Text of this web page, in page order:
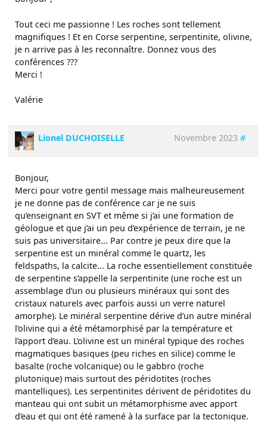
Tout ceci me passionne ! Les roches sont tellement
magnifiques ! Et en Corse serpentine, serpentinite, olivine,
je n arrive pas à les reconnaître. Donnez vous des
conférences ???
Merci !
Valérie
Lionel DUCHOISELLE Novembre 2023 #
Bonjour,
Merci pour votre gentil message mais malheureusement
je ne donne pas de conférence car je ne suis
qu’enseignant en SVT et même si j’ai une formation de
géologue et que j’ai un peu d’expérience de terrain, je ne
suis pas universitaire... Par contre je peux dire que la
serpentine est un minéral comme le quartz, les
feldspaths, la calcite... La roche essentiellement constituée
de serpentine s’appelle la serpentinite (une roche est un
assemblage d’un ou plusieurs minéraux qui sont des
cristaux naturels avec parfois aussi un verre naturel
amorphe). Le minéral serpentine dérive d’un autre minéral
l’olivine qui a été métamorphisé par la température et
l’apport d’eau. L’olivine est un minéral typique des roches
magmatiques basiques (peu riches en silice) comme le
basalte (roche volcanique) ou le gabbro (roche
plutonique) mais surtout des péridotites (roches
mantelliques). Les serpentinites dérivent de péridotites du
manteau qui ont subit un métamorphisme avec apport
d’eau et qui ont été ramené à la surface par la tectonique.